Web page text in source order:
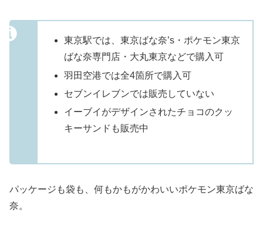
東京駅では、東京ばな奈’s・ポケモン東京
ばな奈専門店・大丸東京などで購入可
羽田空港では全4箇所で購入可
セブンイレブンでは販売していない
イーブイがデザインされたチョコのクッ
キーサンドも販売中
パッケージも袋も、何もかもがかわいいポケモン東京ばな
奈。